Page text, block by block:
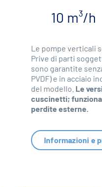
10 m³/h
Le pompe verticali
Prive di parti
sono garantite
PVDF) e in acciaio
del modello. Le
cuscinetti;
perdite esterne.
Informazioni e